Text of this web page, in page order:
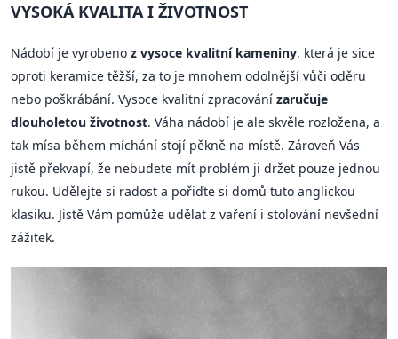
VYSOKÁ KVALITA I ŽIVOTNOST
Nádobí je vyrobeno z vysoce kvalitní kameniny, která je sice
oproti keramice těžší, za to je mnohem odolnější vůči oděru
nebo poškrábání. Vysoce kvalitní zpracování zaručuje
dlouholetou životnost. Váha nádobí je ale skvěle rozložena, a
tak mísa během míchání stojí pěkně na místě. Zároveň Vás
jistě překvapí, že nebudete mít problém ji držet pouze jednou
rukou. Udělejte si radost a pořiďte si domů tuto anglickou
klasiku. Jistě Vám pomůže udělat z vaření i stolování nevšední
zážitek.